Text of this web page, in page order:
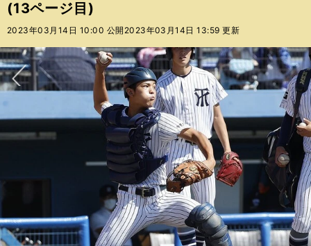
ル
ー
バ
(13ページ目)
2023年03月14日 10:00 公開 2023年03月14日 13:59 更新
次へ
photo by Ohtomo Yoshiyuki
記事を読む＞大阪桐蔭・前田悠伍だけじゃない！ 最速151キロの快腕から
photo by Ohtomo Yoshiyuki
記事を読む＞高校通算49本塁打のスラッガーに出塁率７割超えのリードオ